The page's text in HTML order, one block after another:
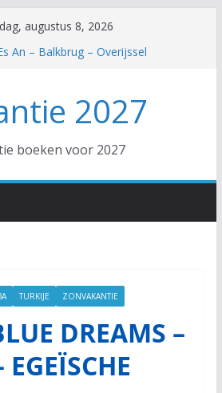
augustus 8, 2026
An – Balkbrug – Overijssel
Zanding – Otterlo – Gelderland
2027
boeken voor 2027
TURKIJE ZONVAKANTIE
DREAMS –